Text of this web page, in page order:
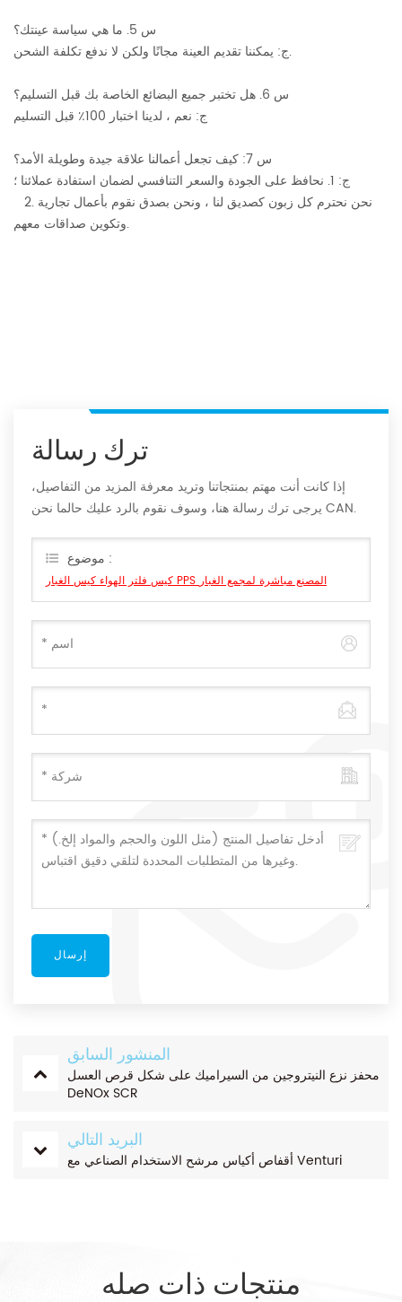
س 5. ما هي سياسة عينتك؟
ج: يمكننا تقديم العينة مجانًا ولكن لا ندفع تكلفة الشحن.
س 6. هل تختبر جميع البضائع الخاصة بك قبل التسليم؟
ج: نعم ، لدينا اختبار 100٪ قبل التسليم
س 7: كيف تجعل أعمالنا علاقة جيدة وطويلة الأمد؟
ج: 1. نحافظ على الجودة والسعر التنافسي لضمان استفادة عملائنا ؛
2. نحن نحترم كل زبون كصديق لنا ، ونحن بصدق نقوم بأعمال تجارية
وتكوين صداقات معهم.
ترك رسالة
إذا كانت أنت مهتم بمنتجاتنا وتريد معرفة المزيد من التفاصيل،
يرجى ترك رسالة هنا، وسوف نقوم بالرد عليك حالما نحن CAN.
موضوع :
كيس فلتر الهواء كيس الغبار PPS المصنع مباشرة لمجمع الغبار
المنشور السابق
محفز نزع النيتروجين من السيراميك على شكل قرص العسل
DeNOx SCR
البريد التالي
أقفاص أكياس مرشح الاستخدام الصناعي مع Venturi
منتجات ذات صله